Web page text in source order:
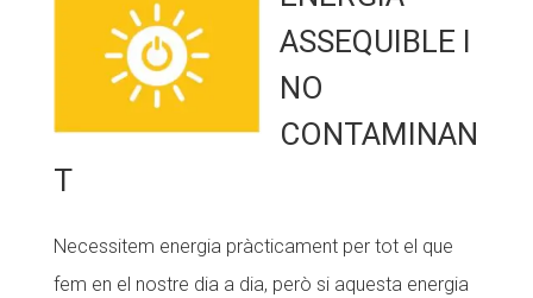
ASSEQUIBLE I
NO
CONTAMINAN
T
Necessitem energia pràcticament per tot el que
fem en el nostre dia a dia, però si aquesta energia